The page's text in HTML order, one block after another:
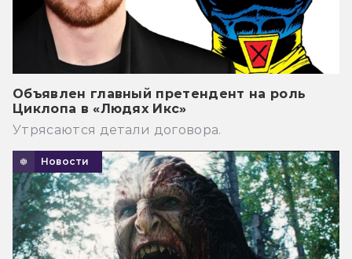
Объявлен главный претендент на роль
Циклопа в «Людях Икс»
Утрясаются детали договора.
Новости